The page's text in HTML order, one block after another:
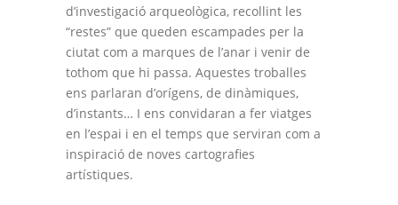
d’investigació arqueològica, recollint les
“restes” que queden escampades per la
ciutat com a marques de l’anar i venir de
tothom que hi passa. Aquestes troballes
ens parlaran d’orígens, de dinàmiques,
d’instants… I ens convidaran a fer viatges
en l’espai i en el temps que serviran com a
inspiració de noves cartografies
artístiques.